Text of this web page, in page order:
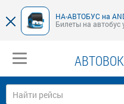
НА-АВТОБУС на
Билеты на автобус